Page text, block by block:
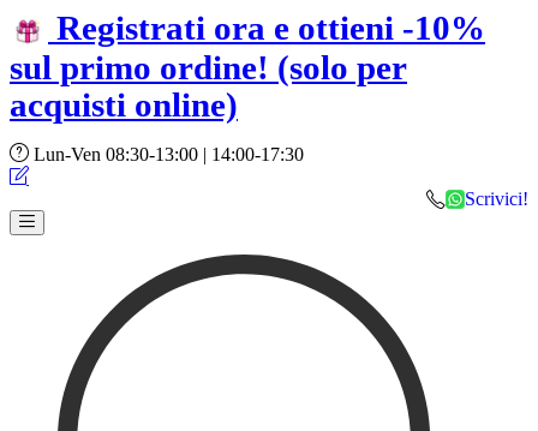
Registrati ora e ottieni -10%
sul primo ordine! (solo per
acquisti online)
Lun-Ven 08:30-13:00 | 14:00-17:30
Scrivici!